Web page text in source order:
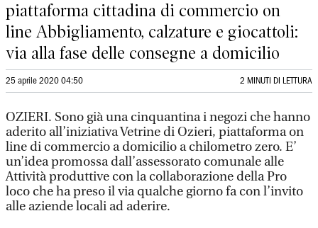
piattaforma cittadina di commercio on
line Abbigliamento, calzature e giocattoli:
via alla fase delle consegne a domicilio
25 aprile 2020 04:50 2 MINUTI DI LETTURA
OZIERI. Sono già una cinquantina i negozi che hanno
aderito all’iniziativa Vetrine di Ozieri, piattaforma on
line di commercio a domicilio a chilometro zero. E’
un’idea promossa dall’assessorato comunale alle
Attività produttive con la collaborazione della Pro
loco che ha preso il via qualche giorno fa con l’invito
alle aziende locali ad aderire.